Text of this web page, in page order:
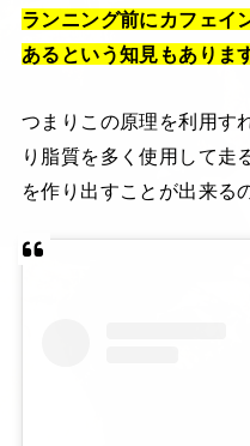
ランニング前にカフェイ
あるという知見もありま
つまりこの原理を利用す
り脂質を多く使用して走
を作り出すことが出来る